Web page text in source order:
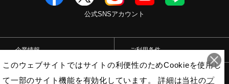
公式SNSアカウント
企業情報 ご利用条件
このウェブサイトではサイトの利便性のためCookieを使用し
て一部のサイト機能を有効化しています。 詳細は当社のプ